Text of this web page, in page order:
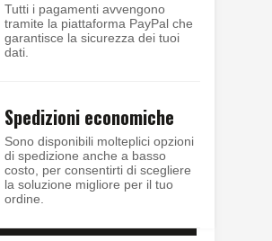
Tutti i pagamenti avvengono
tramite la piattaforma PayPal che
garantisce la sicurezza dei tuoi
dati.
Spedizioni economiche
Sono disponibili molteplici opzioni
di spedizione anche a basso
costo, per consentirti di scegliere
la soluzione migliore per il tuo
ordine.